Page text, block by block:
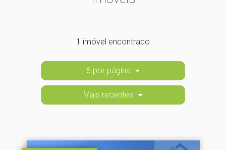
1 imóvel encontrado
6 por página
Mais recentes